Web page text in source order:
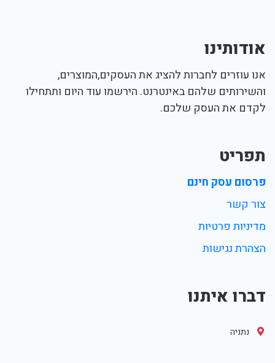
אודותינו
אנו עוזרים לחברות להציג את העסקים,המוצרים,
והשירותים שלהם באינטרנט. הירשמו עוד היום ותתחילו
לקדם את העסק שלכם.
תפריט
פרסום עסק חינם
צור קשר
מדיניות פרטיות
הצהרת נגישות
דברו איתנו
נתניה